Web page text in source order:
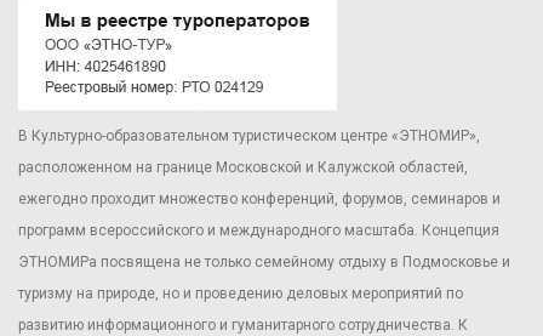
В Культурно-образовательном туристическом центре «ЭТНОМИР»,
расположенном на границе Московской и Калужской областей,
ежегодно проходит множество конференций, форумов, семинаров и
программ всероссийского и международного масштаба. Концепция
ЭТНОМИРа посвящена не только семейному отдыху в Подмосковье и
туризму на природе, но и проведению деловых мероприятий по
развитию информационного и гуманитарного сотрудничества. К